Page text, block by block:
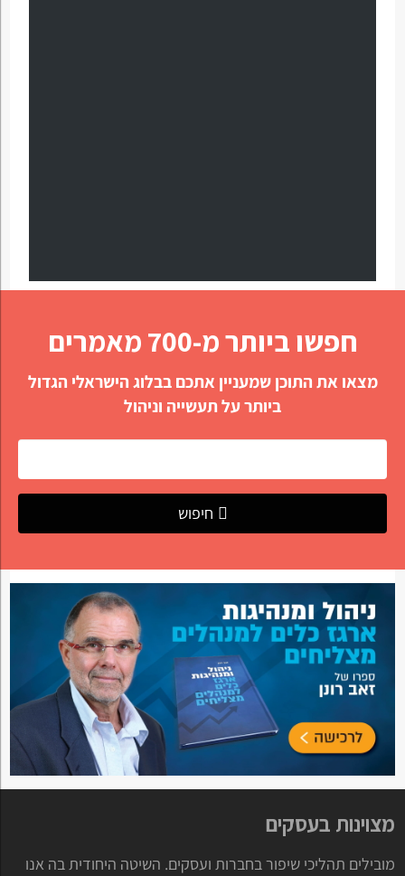
חפשו ביותר מ-700 מאמרים
מצאו את התוכן שמעניין אתכם בבלוג הישראלי הגדול
ביותר על תעשייה וניהול
חיפוש
מצוינות בעסקים
מובילים תהליכי שיפור בחברות ועסקים. השיטה היחודית בה אנו